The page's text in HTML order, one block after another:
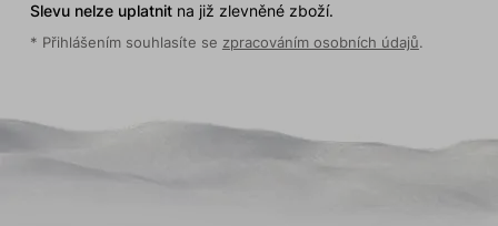
Slevu nelze uplatnitna již zlevněné zboží.
* Přihlášením souhlasíte se zpracováním osobních údajů.